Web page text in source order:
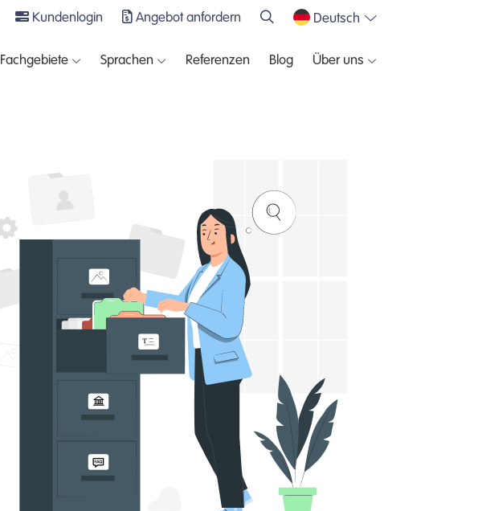
Kundenlogin Angebot anfordern Deutsch
Fachgebiete Sprachen Referenzen Blog Über uns